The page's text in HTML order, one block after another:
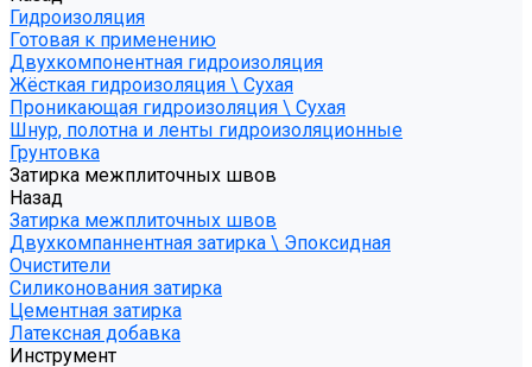
Гидроизоляция
Готовая к применению
Двухкомпонентная гидроизоляция
Жёсткая гидроизоляция \ Сухая
Проникающая гидроизоляция \ Сухая
Шнур, полотна и ленты гидроизоляционные
Грунтовка
Затирка межплиточных швов
Назад
Затирка межплиточных швов
Двухкомпаннентная затирка \ Эпоксидная
Очистители
Силиконования затирка
Цементная затирка
Латексная добавка
Инструмент